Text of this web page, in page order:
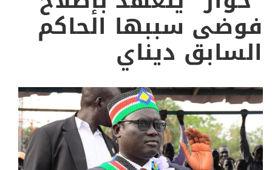
فوضى سببها الحاكم
السابق ديناي